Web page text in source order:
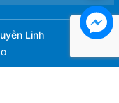
Linh